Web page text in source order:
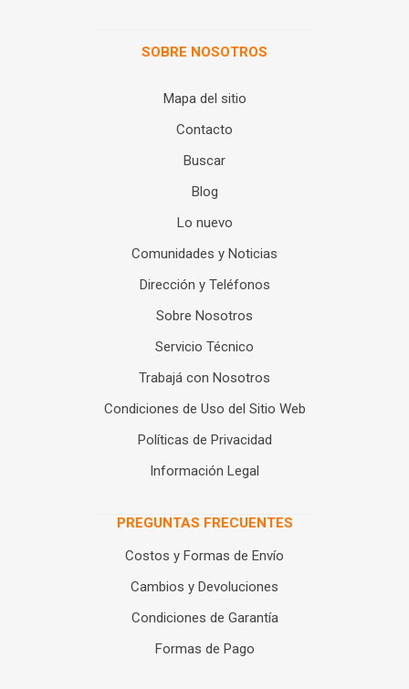
SOBRE NOSOTROS
Mapa del sitio
Contacto
Buscar
Blog
Lo nuevo
Comunidades y Noticias
Dirección y Teléfonos
Sobre Nosotros
Servicio Técnico
Trabajá con Nosotros
Condiciones de Uso del Sitio Web
Políticas de Privacidad
Información Legal
PREGUNTAS FRECUENTES
Costos y Formas de Envío
Cambios y Devoluciones
Condiciones de Garantía
Formas de Pago